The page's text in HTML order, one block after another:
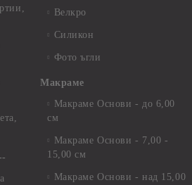
Велкро
Силикон
Фото ъгли
Макраме
Макраме Основи - до 6,00
см
Макраме Основи - 7,00 -
15,00 см
Макраме Основи - над 15,00